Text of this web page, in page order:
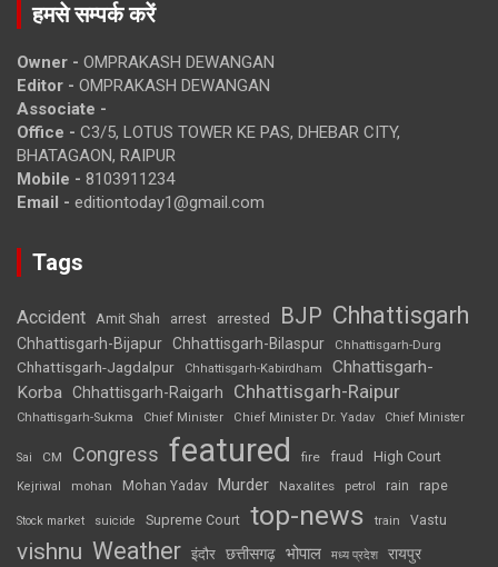
हमसे सम्पर्क करें
Owner - OMPRAKASH DEWANGAN
Editor - OMPRAKASH DEWANGAN
Associate -
Office - C3/5, LOTUS TOWER KE PAS, DHEBAR CITY,
BHATAGAON, RAIPUR
Mobile - 8103911234
Email - editiontoday1@gmail.com
Tags
Accident Amit Shah arrest arrested BJP Chhattisgarh
Chhattisgarh-Bijapur Chhattisgarh-Bilaspur Chhattisgarh-Durg
Chhattisgarh-Jagdalpur Chhattisgarh-Kabirdham
Chhattisgarh-
Korba Chhattisgarh-Raigarh Chhattisgarh-Raipur
Chhattisgarh-Sukma Chief Minister Chief Minister Dr. Yadav Chief Minister
Sai CM Congress featured fire fraud High Court
Kejriwal mohan Mohan Yadav Murder Naxalites petrol rain rape
Stock market suicide Supreme Court top-news train Vastu
vishnu Weather इंदौर छत्तीसगढ़ भोपाल मध्य प्रदेश रायपुर